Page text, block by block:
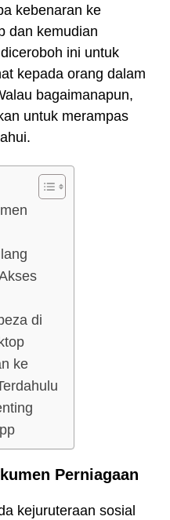
kebenaran ke
dan kemudian
ini untuk
kepada orang dalam
bagaimanapun,
untuk merampas
di
ke
Perniagaan
kejuruteraan sosial